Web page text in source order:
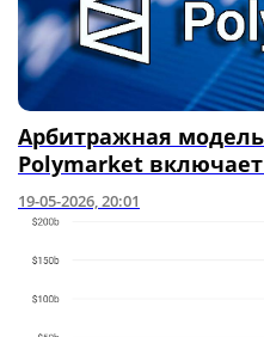
Арбитражная
Polymarket
19-05-2026, 20:01